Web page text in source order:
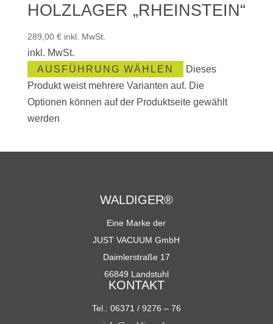
HOLZLAGER „RHEINSTEIN“
289,00 € inkl. MwSt.
inkl. MwSt.
AUSFÜHRUNG WÄHLEN
Dieses
Produkt weist mehrere Varianten auf. Die
Optionen können auf der Produktseite gewählt
werden
WALDIGER®
Eine Marke der
JUST VACUUM GmbH
Daimlerstraße 17
66849 Landstuhl
KONTAKT
Tel.: 06371 / 9276 – 76